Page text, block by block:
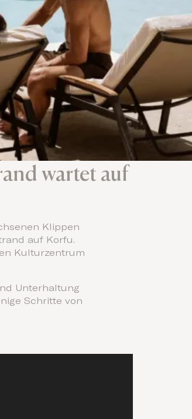
wartet auf
Klippen
auf Korfu.
Kulturzentrum
Unterhaltung
Schritte von